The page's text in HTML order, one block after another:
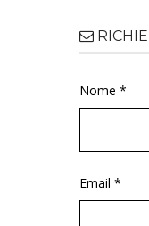
Nome *
Email *